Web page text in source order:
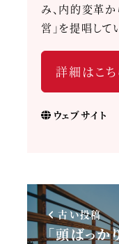
み、内的変革
営」を提唱して
詳細はこち
ウェブサイト
古い投稿
「頭ばっか